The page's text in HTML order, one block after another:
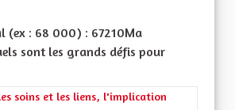
(ex : 68 000) : 67210Ma
sont les grands défis pour
de la catégorie : Les solidarités, les soins
soins et les liens, l'implication